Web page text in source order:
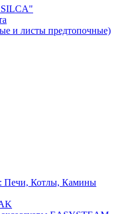
и листы предтопочные)
Печи, Котлы, Камины